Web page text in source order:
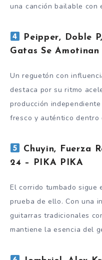
una canción bailable con
Peipper, Doble
Gatas Se Amotinan
Un reguetón con
destaca por su ritmo
producción
fresco y auténtico dentro
Chuyin, Fuerza
24 – PIKA PIKA
El corrido tumbado sigue
prueba de ello. Con una
guitarras tradicionales
mantiene la esencia del